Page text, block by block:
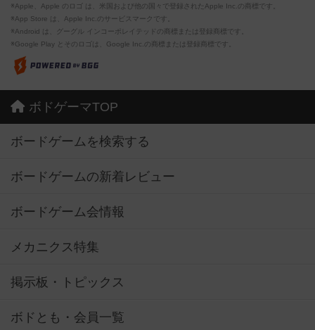
※Apple、Apple のロゴ は、米国および他の国々で登録されたApple Inc.の商標です。
※App Store は、Apple Inc.のサービスマークです。
※Android は、グーグル インコーポレイテッドの商標または登録商標です。
※Google Play とそのロゴは、Google Inc.の商標または登録商標です。
ボドゲーマTOP
ボードゲームを検索する
ボードゲームの新着レビュー
ボードゲーム会情報
メカニクス特集
掲示板・トピックス
ボドとも・会員一覧